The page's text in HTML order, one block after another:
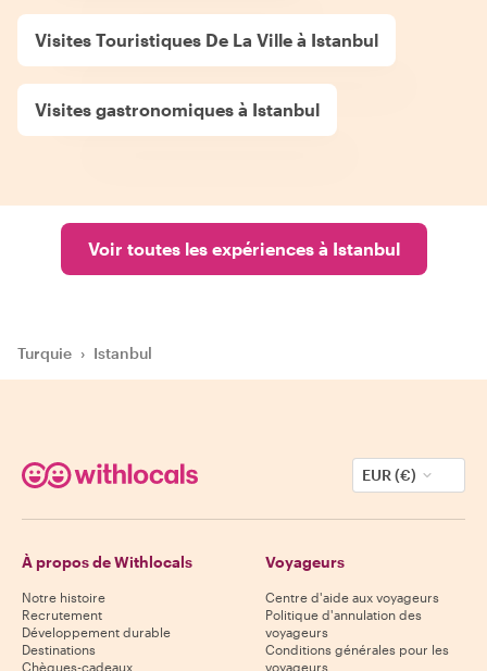
Visites Touristiques De La Ville à Istanbul
Visites gastronomiques à Istanbul
Voir toutes les expériences à Istanbul
Turquie › Istanbul
EUR (€)
À propos de Withlocals
Notre histoire
Recrutement
Développement durable
Destinations
Chèques-cadeaux
Voyageurs
Centre d'aide aux voyageurs
Politique d'annulation des
voyageurs
Conditions générales pour les
voyageurs